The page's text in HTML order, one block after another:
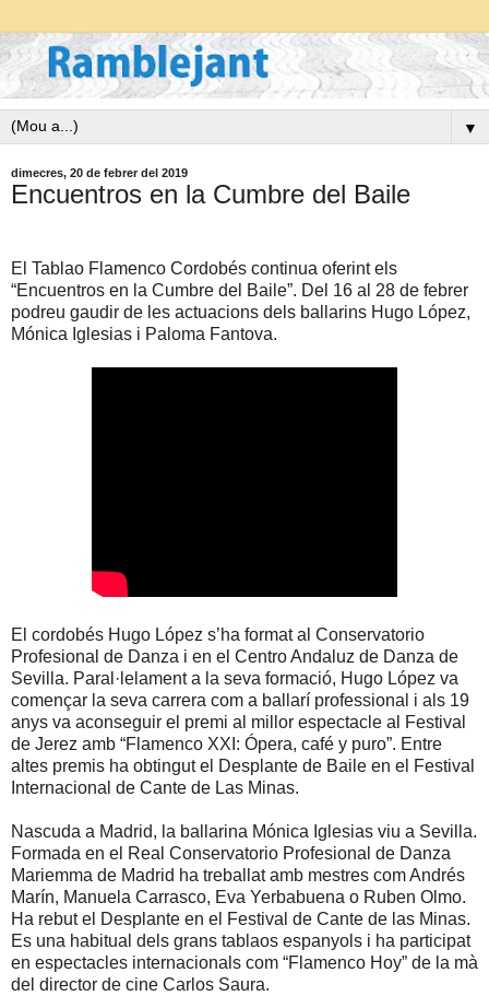
▼
dimecres, 20 de febrer del 2019
Encuentros en la Cumbre del Baile
El Tablao Flamenco Cordobés continua oferint els
“Encuentros en la Cumbre del Baile”. Del 16 al 28 de febrer
podreu gaudir de les actuacions dels ballarins Hugo López,
Mónica Iglesias i Paloma Fantova.
El cordobés Hugo López s’ha format al Conservatorio
Profesional de Danza i en el Centro Andaluz de Danza de
Sevilla. Paral·lelament a la seva formació, Hugo López va
començar la seva carrera com a ballarí professional i als 19
anys va aconseguir el premi al millor espectacle al Festival
de Jerez amb “Flamenco XXI: Ópera, café y puro”. Entre
altes premis ha obtingut el Desplante de Baile en el Festival
Internacional de Cante de Las Minas.
Nascuda a Madrid, la ballarina Mónica Iglesias viu a Sevilla.
Formada en el Real Conservatorio Profesional de Danza
Mariemma de Madrid ha treballat amb mestres com Andrés
Marín, Manuela Carrasco, Eva Yerbabuena o Ruben Olmo.
Ha rebut el Desplante en el Festival de Cante de las Minas.
Es una habitual dels grans tablaos espanyols i ha participat
en espectacles internacionals com “Flamenco Hoy” de la mà
del director de cine Carlos Saura.